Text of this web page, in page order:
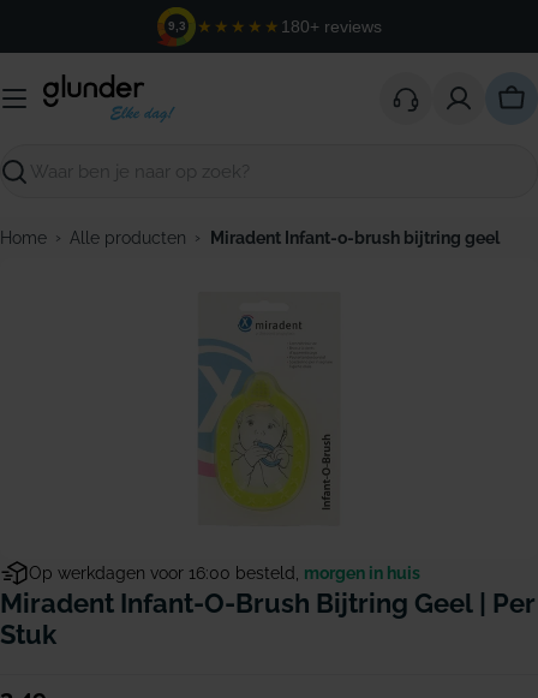
inhoud
9,3 ★★★★★ 180+ reviews
Zoeken
Home › Alle producten › Miradent Infant-o-brush bijtring geel
media 0 in modaal venster
Op werkdagen voor 16:00 besteld, morgen in huis
Miradent Infant-O-Brush Bijtring Geel | Per
Stuk